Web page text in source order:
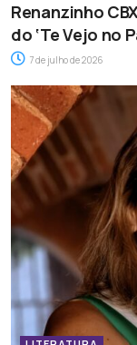
Renanzinho
do ‘Te Vejo no
7 de julho de 2026